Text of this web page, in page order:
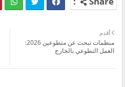
أقدم
منظمات تبحث عن متطوعين 2026:
العمل التطوعي بالخارج